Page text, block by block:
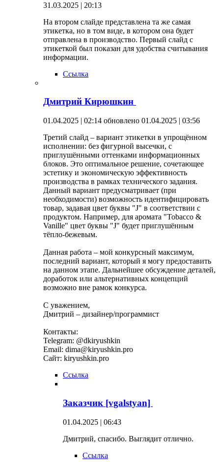
31.03.2025 | 20:13
На втором слайде представлена та же самая
этикетка, но в том виде, в котором она будет
отправлена в производство. Первый слайд с
этикеткой был показан для удобства считывания
информации.
Ссылка
Дмитрий Кирюшкин
01.04.2025 | 02:14 обновлено 01.04.2025 | 03:56
Третий слайд – вариант этикетки в упрощённом
исполнении: без фигурной высечки, с
приглушёнными оттенками информационных
блоков. Это оптимальное решение, сочетающее
эстетику и экономическую эффективность
производства в рамках технического задания.
Данный вариант предусматривает (при
необходимости) возможность идентифицировать
товар, задавая цвет буквы "J" в соответствии с
продуктом. Например, для аромата "Tobacco &
Vanille" цвет буквы "J" будет приглушённым
тёпло-бежевым.
Данная работа – мой конкурсный максимум,
последний вариант, который я могу предоставить
на данном этапе. Дальнейшее обсуждение деталей,
доработок или альтернативных концепций
возможно вне рамок конкурса.
С уважением,
Дмитрий – дизайнер/программист
Контакты:
Telegram: @dkiryushkin
Email: dima@kiryushkin.pro
Сайт: kiryushkin.pro
Ссылка
Заказчик [vgalstyan]
01.04.2025 | 06:43
Дмитрий, спасибо. Выглядит отлично.
Ссылка